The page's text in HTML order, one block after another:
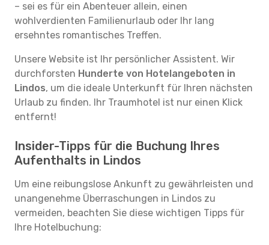
– sei es für ein Abenteuer allein, einen
wohlverdienten Familienurlaub oder Ihr lang
ersehntes romantisches Treffen.
Unsere Website ist Ihr persönlicher Assistent. Wir
durchforsten Hunderte von Hotelangeboten in
Lindos, um die ideale Unterkunft für Ihren nächsten
Urlaub zu finden. Ihr Traumhotel ist nur einen Klick
entfernt!
Insider-Tipps für die Buchung Ihres
Aufenthalts in Lindos
Um eine reibungslose Ankunft zu gewährleisten und
unangenehme Überraschungen in Lindos zu
vermeiden, beachten Sie diese wichtigen Tipps für
Ihre Hotelbuchung: